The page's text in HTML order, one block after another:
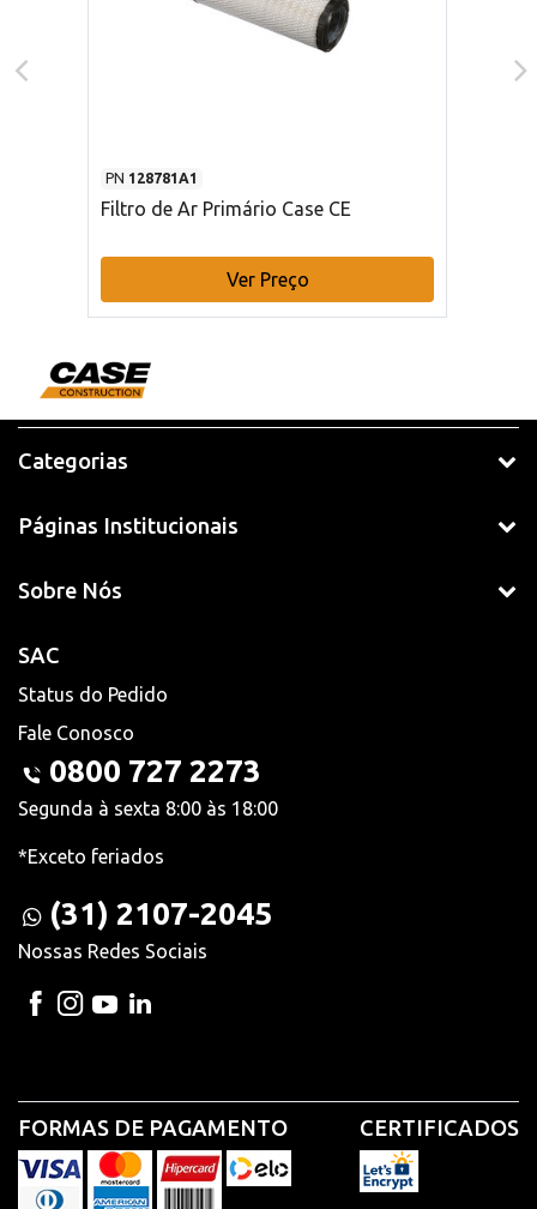
PN 128781A1
Filtro de Ar Primário Case CE
Ver Preço
Categorias
Páginas Institucionais
Sobre Nós
SAC
Status do Pedido
Fale Conosco
0800 727 2273
Segunda à sexta 8:00 às 18:00
*Exceto feriados
(31) 2107-2045
Nossas Redes Sociais
FORMAS DE PAGAMENTO CERTIFICADOS